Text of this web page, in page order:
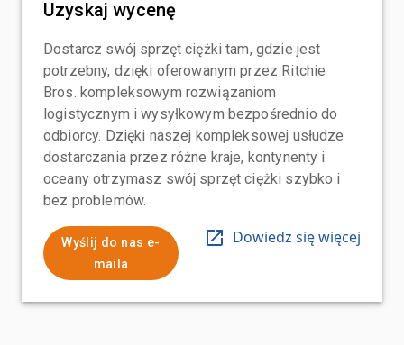
Uzyskaj wycenę
Dostarcz swój sprzęt ciężki tam, gdzie jest
potrzebny, dzięki oferowanym przez Ritchie
Bros. kompleksowym rozwiązaniom
logistycznym i wysyłkowym bezpośrednio do
odbiorcy. Dzięki naszej kompleksowej usłudze
dostarczania przez różne kraje, kontynenty i
oceany otrzymasz swój sprzęt ciężki szybko i
bez problemów.
Wyślij do nas e-
maila
Dowiedz się więcej